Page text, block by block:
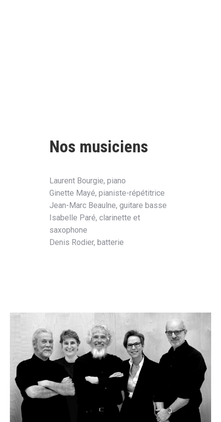
Nos musiciens
Laurent Bourgie, piano
Ginette Mayé, pianiste-répétitrice
Jean-Marc Beaulne, guitare basse
Isabelle Paré, clarinette et
saxophone
Denis Rodier, batterie